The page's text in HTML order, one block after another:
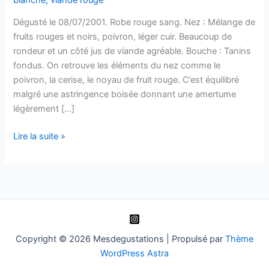
Dégusté le 08/07/2001. Robe rouge sang. Nez : Mélange de
fruits rouges et noirs, poivron, léger cuir. Beaucoup de
rondeur et un côté jus de viande agréable. Bouche : Tanins
fondus. On retrouve les éléments du nez comme le
poivron, la cerise, le noyau de fruit rouge. C’est équilibré
malgré une astringence boisée donnant une amertume
légèrement […]
Bordeaux
Lire la suite »
Copyright © 2026 Mesdegustations | Propulsé par Thème
WordPress Astra